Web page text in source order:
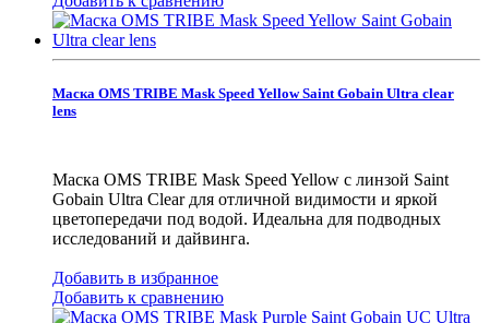
Маска OMS TRIBE Mask Speed Yellow Saint Gobain Ultra clear
lens
Маска OMS TRIBE Mask Speed Yellow с линзой Saint
Gobain Ultra Clear для отличной видимости и яркой
цветопередачи под водой. Идеальна для подводных
исследований и дайвинга.
Добавить в избранное
Добавить к сравнению